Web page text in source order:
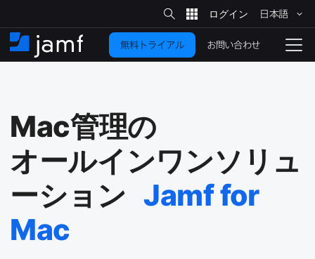
イ
ン
コ
ツ
に
移
動
サ
イ
ト
検
索
日本語
ホ
ー
ナ
無料トライアル お問い合わせ
Mac管理の​
オールインワンソリュ
ーション Jamf for
Mac